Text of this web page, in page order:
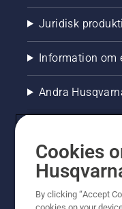
Juridisk
Information om
Andra
Cookies
By clicking “Accept